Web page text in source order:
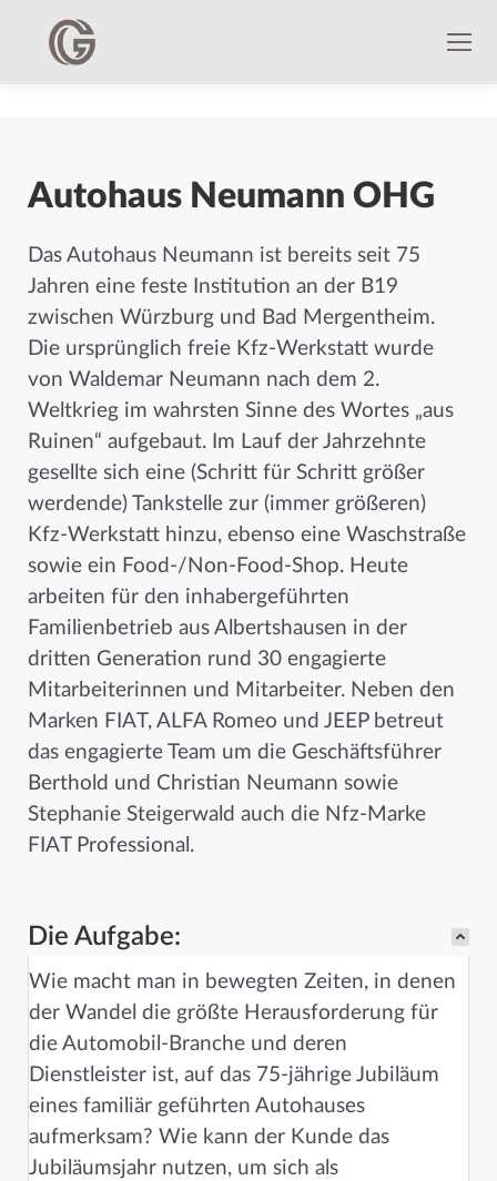
Autohaus Neumann OHG
Das Autohaus Neumann ist bereits seit 75
Jahren eine feste Institution an der B19
zwischen Würzburg und Bad Mergentheim.
Die ursprünglich freie Kfz-Werkstatt wurde
von Waldemar Neumann nach dem 2.
Weltkrieg im wahrsten Sinne des Wortes „aus
Ruinen“ aufgebaut. Im Lauf der Jahrzehnte
gesellte sich eine (Schritt für Schritt größer
werdende) Tankstelle zur (immer größeren)
Kfz-Werkstatt hinzu, ebenso eine Waschstraße
sowie ein Food-/Non-Food-Shop. Heute
arbeiten für den inhabergeführten
Familienbetrieb aus Albertshausen in der
dritten Generation rund 30 engagierte
Mitarbeiterinnen und Mitarbeiter. Neben den
Marken FIAT, ALFA Romeo und JEEP betreut
das engagierte Team um die Geschäftsführer
Berthold und Christian Neumann sowie
Stephanie Steigerwald auch die Nfz-Marke
FIAT Professional.
Die Aufgabe:
Wie macht man in bewegten Zeiten, in denen
der Wandel die größte Herausforderung für
die Automobil-Branche und deren
Dienstleister ist, auf das 75-jährige Jubiläum
eines familiär geführten Autohauses
aufmerksam? Wie kann der Kunde das
Jubiläumsjahr nutzen, um sich als